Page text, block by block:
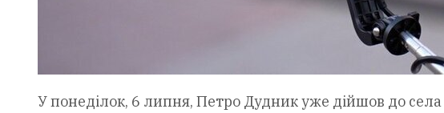
У понеділок, 6 липня, Петро Дудник уже дійшов до села